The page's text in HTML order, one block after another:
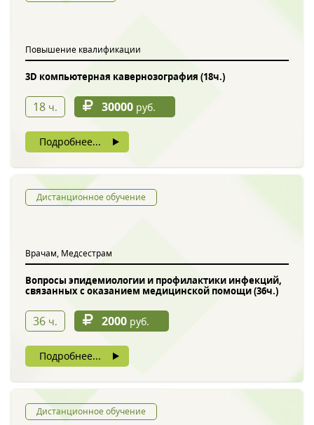
Повышение квалификации
3D компьютерная кавернозография (18ч.)
18 ч. 30000 руб.
Подробнее...
Дистанционное обучение
Врачам, Медсестрам
Вопросы эпидемиологии и профилактики инфекций,
связанных с оказанием медицинской помощи (36ч.)
36 ч. 2000 руб.
Подробнее...
Дистанционное обучение